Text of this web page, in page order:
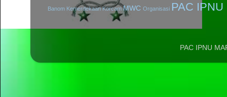
Banom Kemerdekaan Korcam MWC Organisasi PAC
PAC IPNU